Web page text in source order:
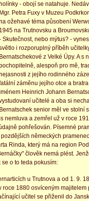
holínky - obojí se natahuje.
Mgr. Petra Fuxy v Muzeu
ožehavé téma působení
1945 na Trutnovsku a
Skutečnost, nebo mýtus? -
i rozporuplný příběh
Bernatschekové z Velké Úpy. A s
alespoň pro mě,
z jejího rodinného
záměnu jejího otce a
Heinrich Johann
učitelé a oba si
Bernatschek senior měl ve stolní
nemluva a zemřel už v roce
pohřešován. Písemné
německých
Rinda, který má na region
člověk nemá plést.
o to teda pokusím:
u Trutnova a od 1. 9.
roce 1880 osvíceným majitelem
učitel se přiženil do